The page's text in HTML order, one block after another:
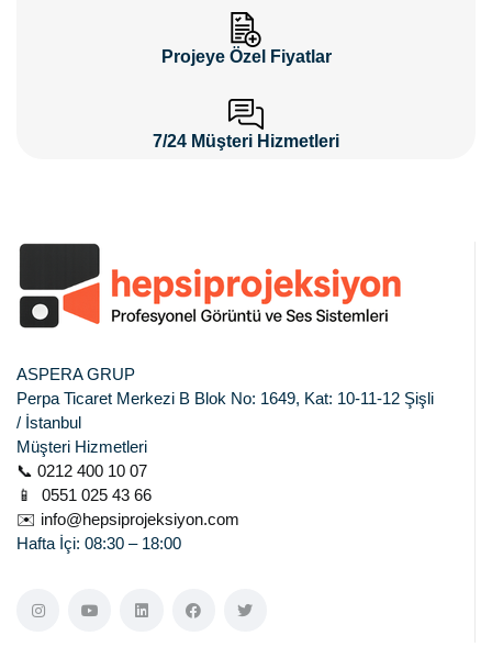
Projeye Özel Fiyatlar
7/24 Müşteri Hizmetleri
ASPERA GRUP
Perpa Ticaret Merkezi B Blok No: 1649, Kat: 10-11-12 Şişli
/ İstanbul
Müşteri Hizmetleri
📞 0212 400 10 07
📱 0551 025 43 66
✉️ info@hepsiprojeksiyon.com
Hafta İçi: 08:30 – 18:00